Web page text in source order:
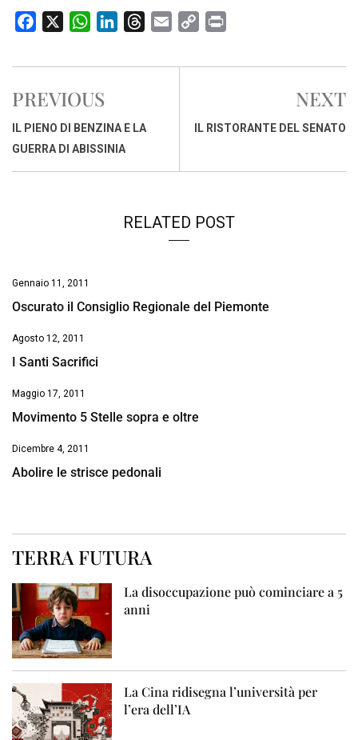
c
b
o
o
W
a
s
A
p
n
d
I
r
d
a
p
i
i
PREVIOUS
IL PIENO DI BENZINA E LA
GUERRA DI ABISSINIA
NEXT
IL RISTORANTE DEL SENATO
RELATED POST
Gennaio 11, 2011
Oscurato il Consiglio Regionale del Piemonte
Agosto 12, 2011
I Santi Sacrifici
Maggio 17, 2011
Movimento 5 Stelle sopra e oltre
Dicembre 4, 2011
Abolire le strisce pedonali
TERRA FUTURA
La disoccupazione può cominciare a 5
anni
La Cina ridisegna l’università per
l’era dell’IA